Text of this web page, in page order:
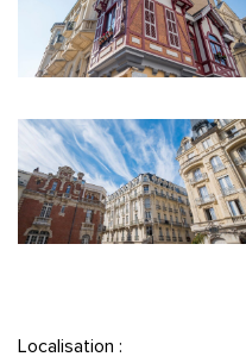
Localisation :